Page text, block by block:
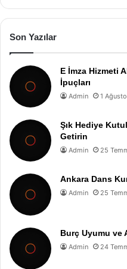
Son Yazılar
E İmza Hizmeti
İpuçları
Admin 1
Şık Hediye
Getirin
Admin 25
Ankara Dans
Admin 25
Burç Uyumu ve
Admin 24